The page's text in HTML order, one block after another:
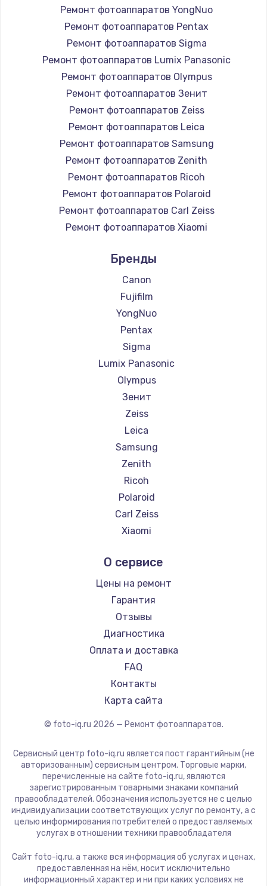
Ремонт фотоаппаратов YongNuo
Ремонт фотоаппаратов Pentax
Ремонт фотоаппаратов Sigma
Ремонт фотоаппаратов Lumix Panasonic
Ремонт фотоаппаратов Olympus
Ремонт фотоаппаратов Зенит
Ремонт фотоаппаратов Zeiss
Ремонт фотоаппаратов Leica
Ремонт фотоаппаратов Samsung
Ремонт фотоаппаратов Zenith
Ремонт фотоаппаратов Ricoh
Ремонт фотоаппаратов Polaroid
Ремонт фотоаппаратов Carl Zeiss
Ремонт фотоаппаратов Xiaomi
Ремонт фотоаппаратов Kodak
Ремонт фотоаппаратов Blackmagic
Бренды
Canon
Fujifilm
YongNuo
Pentax
Sigma
Lumix Panasonic
Olympus
Зенит
Zeiss
Leica
Samsung
Zenith
Ricoh
Polaroid
Carl Zeiss
Xiaomi
Kodak
Blackmagic
О сервисе
Цены на ремонт
Гарантия
Отзывы
Диагностика
Оплата и доставка
FAQ
Контакты
Карта сайта
© foto-iq.ru 2026 — Ремонт фотоаппаратов.
Сервисный центр foto-iq.ru является пост гарантийным (не
авторизованным) сервисным центром. Торговые марки,
перечисленные на сайте foto-iq.ru, являются
зарегистрированным товарными знаками компаний
правообладателей. Обозначения используется не с целью
индивидуализации соответствующих услуг по ремонту, а с
целью информирования потребителей о предоставляемых
услугах в отношении техники правообладателя
Сайт foto-iq.ru, а также вся информация об услугах и ценах,
предоставленная на нём, носит исключительно
информационный характер и ни при каких условиях не